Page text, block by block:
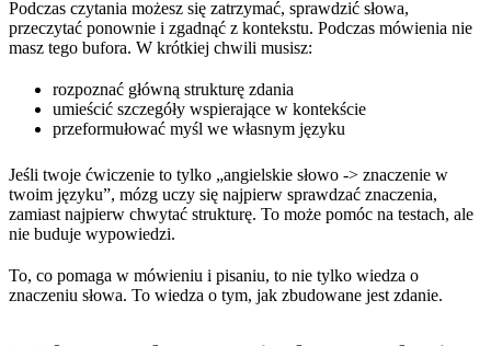
Podczas czytania możesz się zatrzymać, sprawdzić słowa,
przeczytać ponownie i zgadnąć z kontekstu. Podczas mówienia nie
masz tego bufora. W krótkiej chwili musisz:
rozpoznać główną strukturę zdania
umieścić szczegóły wspierające w kontekście
przeformułować myśl we własnym języku
Jeśli twoje ćwiczenie to tylko „angielskie słowo -> znaczenie w
twoim języku”, mózg uczy się najpierw sprawdzać znaczenia,
zamiast najpierw chwytać strukturę. To może pomóc na testach, ale
nie buduje wypowiedzi.
To, co pomaga w mówieniu i pisaniu, to nie tylko wiedza o
znaczeniu słowa. To wiedza o tym, jak zbudowane jest zdanie.